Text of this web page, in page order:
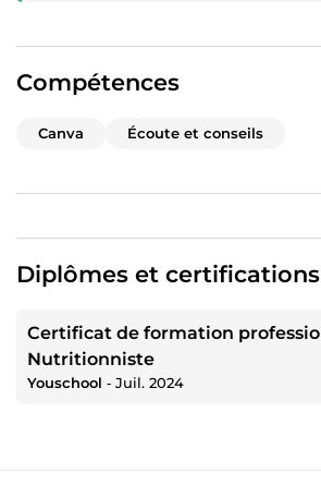
Compétences
Canva Écoute et conseils
Diplômes et certifications
Certificat de formation
Nutritionniste
Youschool ‐ Juil. 2024